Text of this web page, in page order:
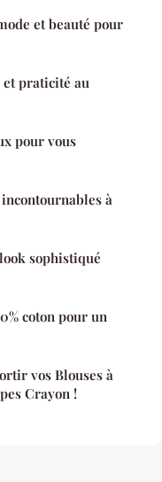
et beauté pour
praticité au
pour vous
à
sophistiqué
coton pour un
vos Blouses à
Crayon !